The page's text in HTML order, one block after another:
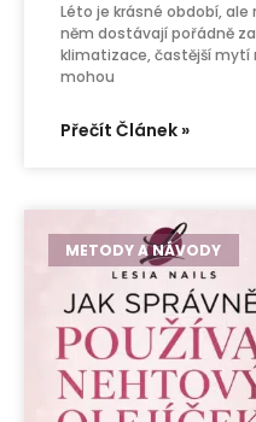
Léto je krásné období,
něm dostávají pořádně
klimatizace, častější mytí
mohou
Přečít Článek »
METODY A NÁVODY